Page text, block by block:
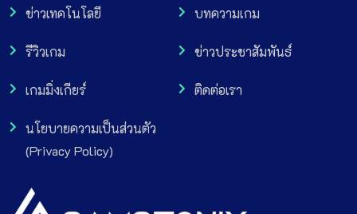
ข่าวเทคโนโลยี บทความเกม
รีวิวเกม ข่าวประชาสัมพันธ์
เกมมิ่งเกียร์ ติดต่อเรา
นโยบายความเป็นส่วนตัว
(Privacy Policy)